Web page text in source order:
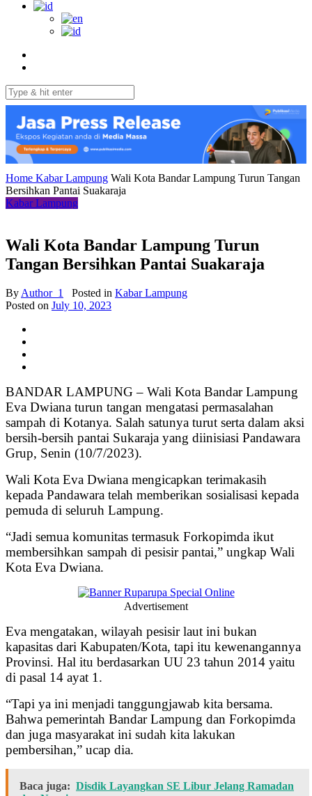
Home Kabar Lampung Wali Kota Bandar Lampung Turun Tangan
Bersihkan Pantai Suakaraja
Kabar Lampung
Wali Kota Bandar Lampung Turun
Tangan Bersihkan Pantai Suakaraja
ByAuthor_1 Posted in Kabar Lampung
Posted on July 10, 2023
BANDAR LAMPUNG – Wali Kota Bandar Lampung
Eva Dwiana turun tangan mengatasi permasalahan
sampah di Kotanya. Salah satunya turut serta dalam aksi
bersih-bersih pantai Sukaraja yang diinisiasi Pandawara
Grup, Senin (10/7/2023).
Wali Kota Eva Dwiana mengicapkan terimakasih
kepada Pandawara telah memberikan sosialisasi kepada
pemuda di seluruh Lampung.
“Jadi semua komunitas termasuk Forkopimda ikut
membersihkan sampah di pesisir pantai,” ungkap Wali
Kota Eva Dwiana.
Advertisement
Eva mengatakan, wilayah pesisir laut ini bukan
kapasitas dari Kabupaten/Kota, tapi itu kewenangannya
Provinsi. Hal itu berdasarkan UU 23 tahun 2014 yaitu
di pasal 14 ayat 1.
“Tapi ya ini menjadi tanggungjawab kita bersama.
Bahwa pemerintah Bandar Lampung dan Forkopimda
dan juga masyarakat ini sudah kita lakukan
pembersihan,” ucap dia.
Baca juga: Disdik Layangkan SE Libur Jelang Ramadan